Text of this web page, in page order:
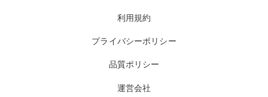
利用規約
プライバシーポリシー
品質ポリシー
運営会社